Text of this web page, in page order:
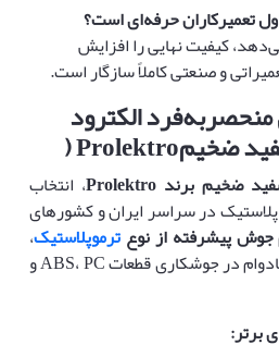
تعمیرکاران حرفه‌ای است؟
کیفیت نهایی را افزایش
و صنعتی کاملاً سازگار است.
منحصربه‌فرد الکترود
ضخیمProlektro (
ضخیم برند ، انتخاب
در سراسر ایران و کشورهای
پیشرفته از نوعترموپلاستیک،
عملکردی بی‌نقص، ایمن و بادوام در جوشکاری قطعات ABS، PC و
برتر: